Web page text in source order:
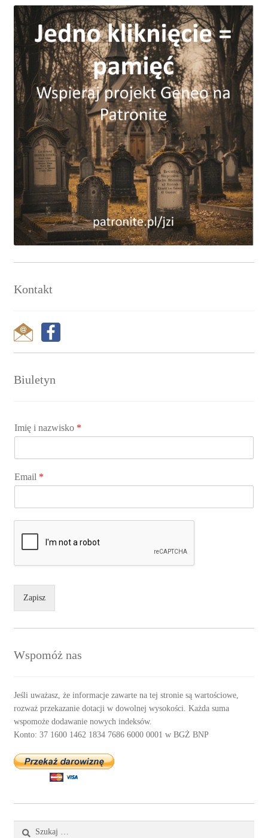
Kontakt
Biuletyn
Imię i nazwisko *
Email *
Zapisz
Wspomóż nas
Jeśli uważasz, że informacje zawarte na tej stronie są wartościowe,
rozważ przekazanie dotacji w dowolnej wysokości. Każda suma
wspomoże dodawanie nowych indeksów.
Konto: 37 1600 1462 1834 7686 6000 0001 w BGŻ BNP